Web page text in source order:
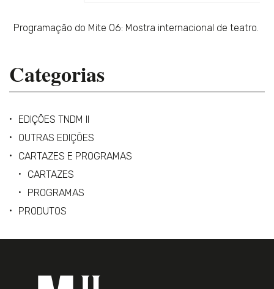
Programação do Mite 06: Mostra internacional de teatro.
Categorias
EDIÇÕES TNDM II
OUTRAS EDIÇÕES
CARTAZES E PROGRAMAS
CARTAZES
PROGRAMAS
PRODUTOS